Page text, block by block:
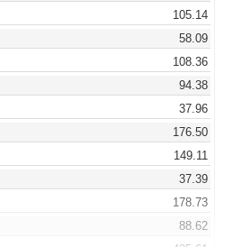
105.14
58.09
108.36
94.38
37.96
176.50
149.11
37.39
178.73
88.62